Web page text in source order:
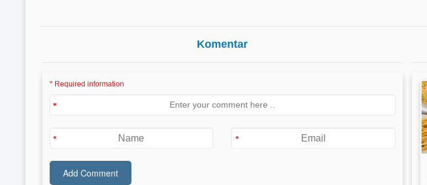
Komentar
* Required information